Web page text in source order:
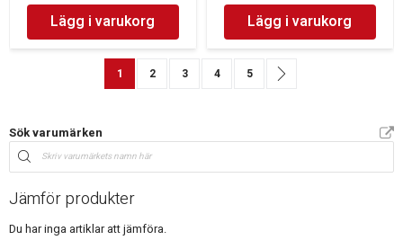
Lägg i varukorg Lägg i varukorg
SidaYou're currently reading page
1 Sida
2 Sida
3 Sida
4 Sida
5
Sök varumärken
Jämför produkter
Du har inga artiklar att jämföra.